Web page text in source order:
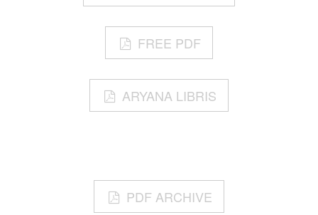
FREE PDF
ARYANA LIBRIS
PDF ARCHIVE